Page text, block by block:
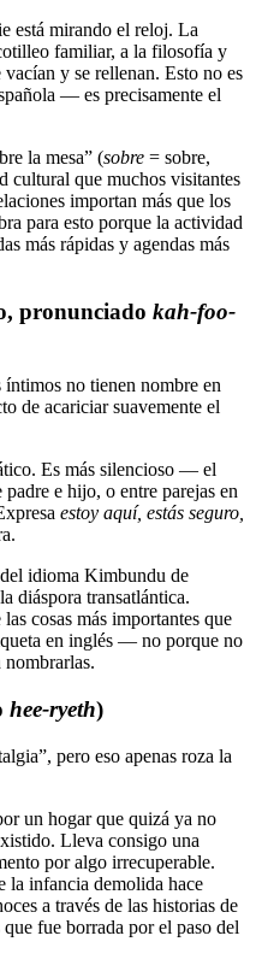
está mirando el reloj. La
familiar, a la filosofía y
y se rellenan. Esto no es
— es precisamente el
la mesa” (sobre = sobre,
cultural que muchos visitantes
importan más que los
para esto porque la actividad
más rápidas y agendas más
pronunciado kah-foo-
no tienen nombre en
de acariciar suavemente el
Es más silencioso — el
e hijo, o entre parejas en
estoy aquí, estás seguro,
idioma Kimbundu de
diáspora transatlántica.
cosas más importantes que
en inglés — no porque no
nombrarlas.
hee-ryeth)
pero eso apenas roza la
un hogar que quizá ya no
Lleva consigo una
por algo irrecuperable.
la infancia demolida hace
a través de las historias de
fue borrada por el paso del